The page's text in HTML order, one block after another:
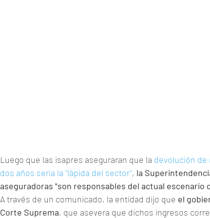
Luego que las isapres aseguraran que la devolución de
dos años sería la "lápida del sector", la
aseguradoras "son responsables del actual escenario
A través de un comunicado, la entidad dijo que el
Corte Suprema, que asevera que dichos ingresos